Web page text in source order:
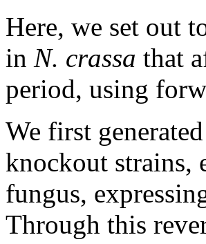
Here, we set out
in N. crassa that
period, using
We first
knockout strains,
fungus,
Through this